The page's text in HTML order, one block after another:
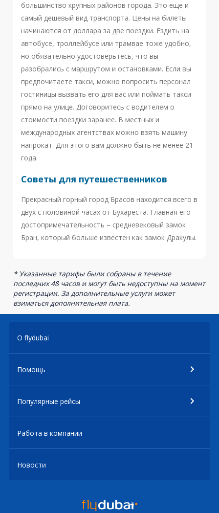
большинство крупных районов города. Это еще и
самый дешевый вид транспорта. Цены на билеты
начинаются от доллара за две поездки. Ездить на
автобусе, троллейбусе или трамвае тоже удобно,
но обязательно удостоверьтесь, что вы
разобрались с маршрутом и остановками. Если вы
предпочитаете такси, можно попросить персонал
гостиницы вызвать его для вас или поймать такси
прямо на улице. Договоритесь с водителем о
стоимости поездки заранее. В местных и
международных агентствах можно взять машину
напрокат. Для этого вам должно быть не менее 21
года.
Советы для путешественников
Прекрасный горный город Брасов находится всего в
двух с половиной часах от Бухареста. Главная его
достопримечательность – средневековый замок
Бран, который больше известен как замок Дракулы.
* Указанные тарифы были собраны в течение
последних 48 часов и могут быть недоступны на момент
регистрации. За дополнительные услуги может
взиматься дополнительная плата.
О flydubai
Помощь
Популярные рейсы
Работа в компании
Новости